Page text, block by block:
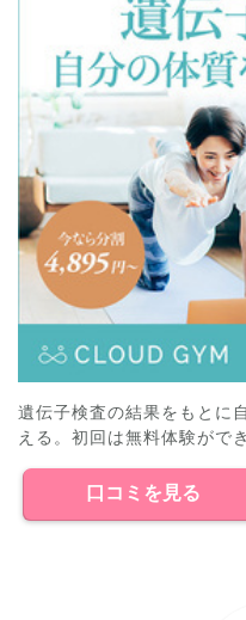
遺伝子検査の結果をもとに
える。初回は無料体験がで
口コミを見る